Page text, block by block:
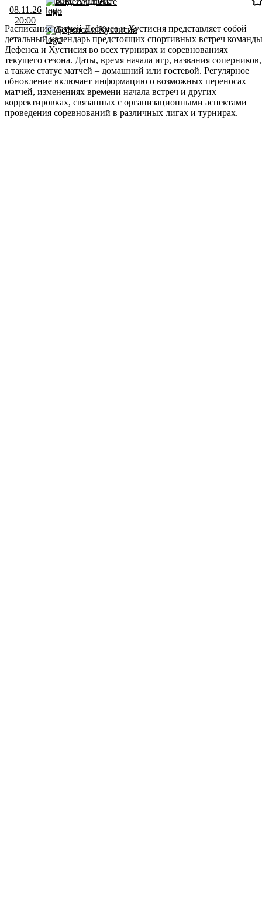
08.11.26
20:00
Дефенса и Хустисия
Расписание матчей Дефенса и Хустисия представляет собой
детальный календарь предстоящих спортивных встреч команды
Дефенса и Хустисия во всех турнирах и соревнованиях
текущего сезона. Даты, время начала игр, названия соперников,
а также статус матчей – домашний или гостевой. Регулярное
обновление включает информацию о возможных переносах
матчей, изменениях времени начала встреч и других
корректировках, связанных с организационными аспектами
проведения соревнований в различных лигах и турнирах.